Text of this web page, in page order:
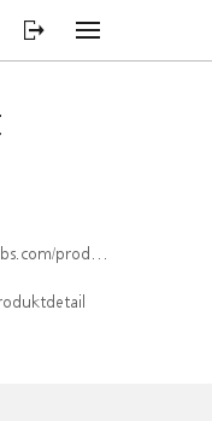
isin/CH1564521230